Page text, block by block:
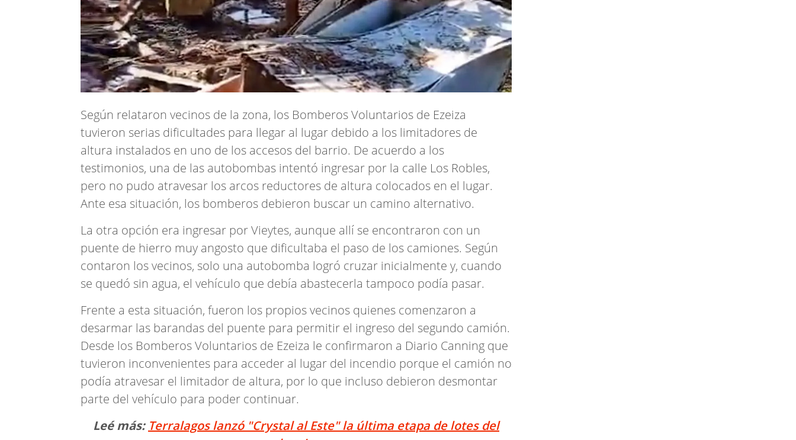
Según relataron vecinos de la zona, los Bomberos Voluntarios de Ezeiza
tuvieron serias dificultades para llegar al lugar debido a los limitadores de
altura instalados en uno de los accesos del barrio. De acuerdo a los
testimonios, una de las autobombas intentó ingresar por la calle Los Robles,
pero no pudo atravesar los arcos reductores de altura colocados en el lugar.
Ante esa situación, los bomberos debieron buscar un camino alternativo.
La otra opción era ingresar por Vieytes, aunque allí se encontraron con un
puente de hierro muy angosto que dificultaba el paso de los camiones. Según
contaron los vecinos, solo una autobomba logró cruzar inicialmente y, cuando
se quedó sin agua, el vehículo que debía abastecerla tampoco podía pasar.
Frente a esta situación, fueron los propios vecinos quienes comenzaron a
desarmar las barandas del puente para permitir el ingreso del segundo camión.
Desde los Bomberos Voluntarios de Ezeiza le confirmaron a Diario Canning que
tuvieron inconvenientes para acceder al lugar del incendio porque el camión no
podía atravesar el limitador de altura, por lo que incluso debieron desmontar
parte del vehículo para poder continuar.
Leé más: Terralagos lanzó "Crystal al Este" la última etapa de lotes del